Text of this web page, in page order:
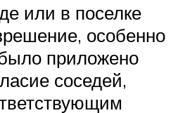
или в поселке
особенно
приложено
соседей,